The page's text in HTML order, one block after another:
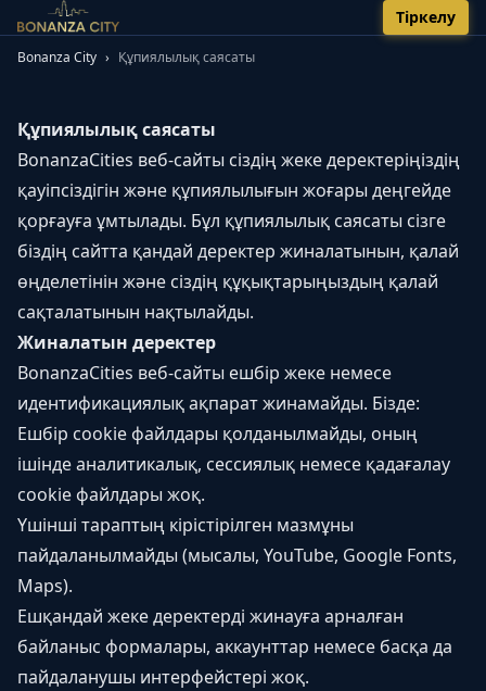
Тіркелу
Bonanza City › Құпиялылық саясаты
Құпиялылық саясаты
BonanzaCities веб-сайты сіздің жеке деректеріңіздің
қауіпсіздігін және құпиялылығын жоғары деңгейде
қорғауға ұмтылады. Бұл құпиялылық саясаты сізге
біздің сайтта қандай деректер жиналатынын, қалай
өңделетінін және сіздің құқықтарыңыздың қалай
сақталатынын нақтылайды.
Жиналатын деректер
BonanzaCities веб-сайты ешбір жеке немесе
идентификациялық ақпарат жинамайды. Бізде:
Ешбір cookie файлдары қолданылмайды, оның
ішінде аналитикалық, сессиялық немесе қадағалау
cookie файлдары жоқ.
Үшінші тараптың кірістірілген мазмұны
пайдаланылмайды (мысалы, YouTube, Google Fonts,
Maps).
Ешқандай жеке деректерді жинауға арналған
байланыс формалары, аккаунттар немесе басқа да
пайдаланушы интерфейстері жоқ.